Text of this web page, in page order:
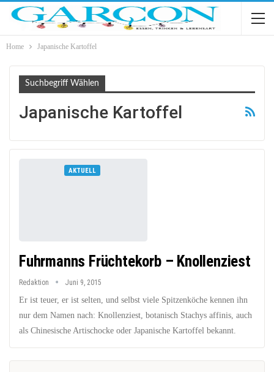
Home Japanische Kartoffel
Suchbegriff Wählen
Japanische Kartoffel
AKTUELL
Fuhrmanns Früchtekorb – Knollenziest
Redaktion Juni 9, 2015
Er ist teuer, er ist selten, und selbst viele Spitzenköche kennen ihn
nur dem Namen nach: Knollenziest, botanisch Stachys affinis, auch
als Chinesische Artischocke oder Japanische Kartoffel bekannt.